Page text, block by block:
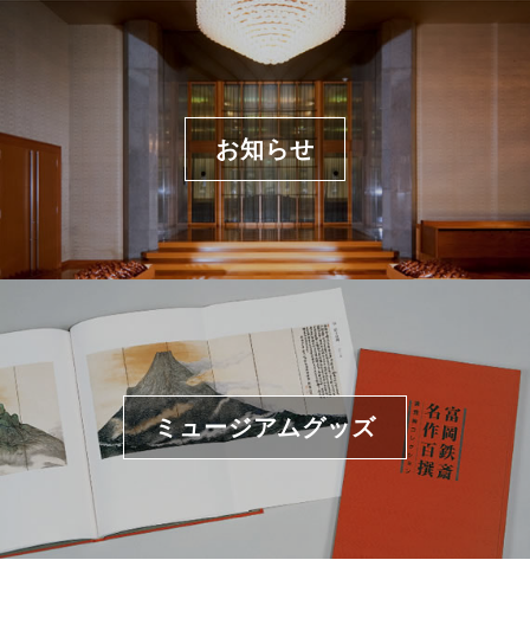
お知らせ
ミュージアムグッズ